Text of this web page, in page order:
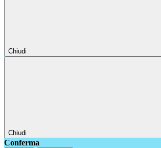
Chiudi
Chiudi
Conferma